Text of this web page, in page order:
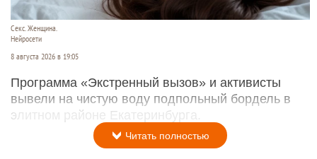
Секс. Женщина.
Нейросети
8 августа 2026 в 19:05
Программа «Экстренный вызов» и активисты
вывели на чистую воду подпольный бордель в
элитном районе Екатеринбурга.
Читать полностью